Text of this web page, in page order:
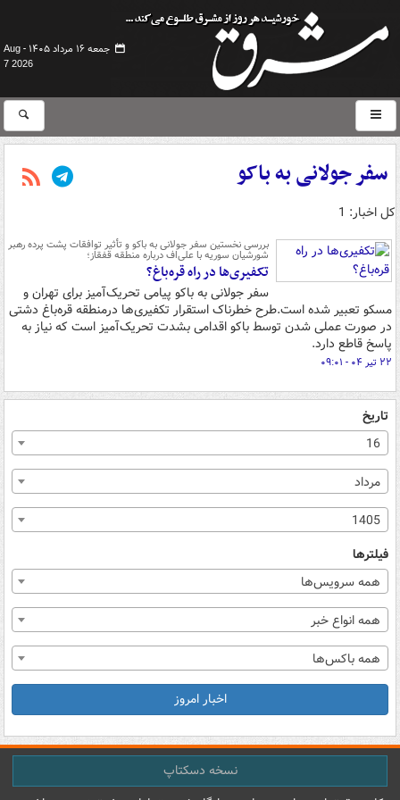
جمعه ۱۶ مرداد ۱۴۰۵ -
Aug
7 2026
سفر جولانی به باکو
کل اخبار: 1
بررسی نخستین سفر جولانی به باکو و تأثیر توافقات پشت پرده رهبر
شورشیان سوریه با علی‌اف درباره منطقه قفقاز؛
تکفیری‌ها در راه قره‌باغ؟
سفر جولانی به باکو پیامی تحریک‌آمیز برای تهران و
مسکو تعبیر شده است.طرح خطرناک استقرار تکفیری‌ها درمنطقه قره‌باغ دشتی
در صورت عملی شدن توسط باکو اقدامی بشدت تحریک‌آمیز است که نیاز به
پاسخ قاطع دارد.
۲۲ تیر ۰۴ - ۰۹:۰۱
تاریخ
16
مرداد
1405
فیلترها
همه سرویس‌ها
همه انواع خبر
همه باکس‌ها
اخبار امروز
نسخه دسکتاپ